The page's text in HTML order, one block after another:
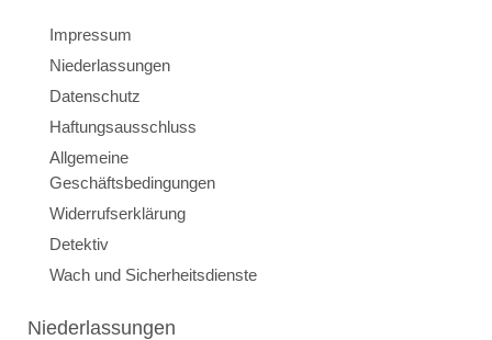
Impressum
Niederlassungen
Datenschutz
Haftungsausschluss
Allgemeine
Geschäftsbedingungen
Widerrufserklärung
Detektiv
Wach und Sicherheitsdienste
Niederlassungen